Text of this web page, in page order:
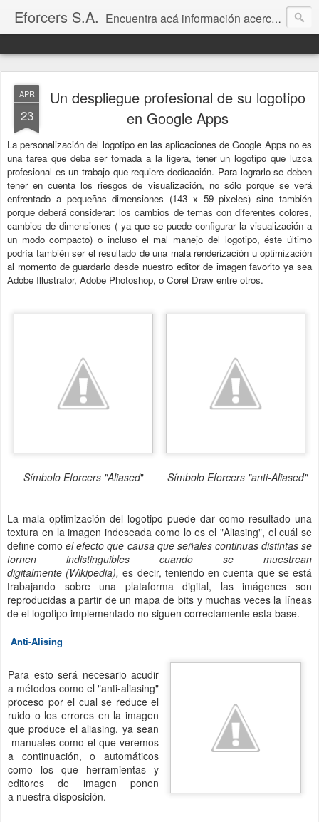
Eforcers S.A. Encuentra acá información acerca novedades y complementos para Google Apps for Work.
APR
23
Un despliegue profesional de su logotipo
en Google Apps
La personalización del logotipo en las aplicaciones de Google Apps no es
una tarea que deba ser tomada a la ligera, tener un logotipo que luzca
profesional es un trabajo que requiere dedicación. Para lograrlo se deben
tener en cuenta los riesgos de visualización, no sólo porque se verá
enfrentado a pequeñas dimensiones (143 x 59 pixeles) sino también
porque deberá considerar: los cambios de temas con diferentes colores,
cambios de dimensiones ( ya que se puede configurar la visualización a
un modo compacto) o incluso el mal manejo del logotipo, éste último
podría también ser el resultado de una mala renderización u optimización
al momento de guardarlo desde nuestro editor de imagen favorito ya sea
Adobe Illustrator, Adobe Photoshop, o Corel Draw entre otros.
Símbolo Eforcers "Aliased" Símbolo Eforcers "anti-Aliased"
La mala optimización del logotipo puede dar como resultado una
textura en la imagen indeseada como lo es el "Aliasing", el cuál se
define comoel efecto que causa que señales continuas distintas se
tornen indistinguibles cuando se muestrean
digitalmente (Wikipedia),es decir, teniendo en cuenta que se está
trabajando sobre una plataforma digital, las imágenes son
reproducidas a partir de un mapa de bits y muchas veces la líneas
de el logotipo implementado no siguen correctamente esta base.
Anti-Alising
Para esto será necesario acudir
a métodos como el "anti-aliasing"
proceso por el cual se reduce el
ruido o los errores en la imagen
que produce el aliasing, ya sean
manuales como el que veremos
a continuación, o automáticos
como los que herramientas y
editores de imagen ponen
a nuestra disposición.